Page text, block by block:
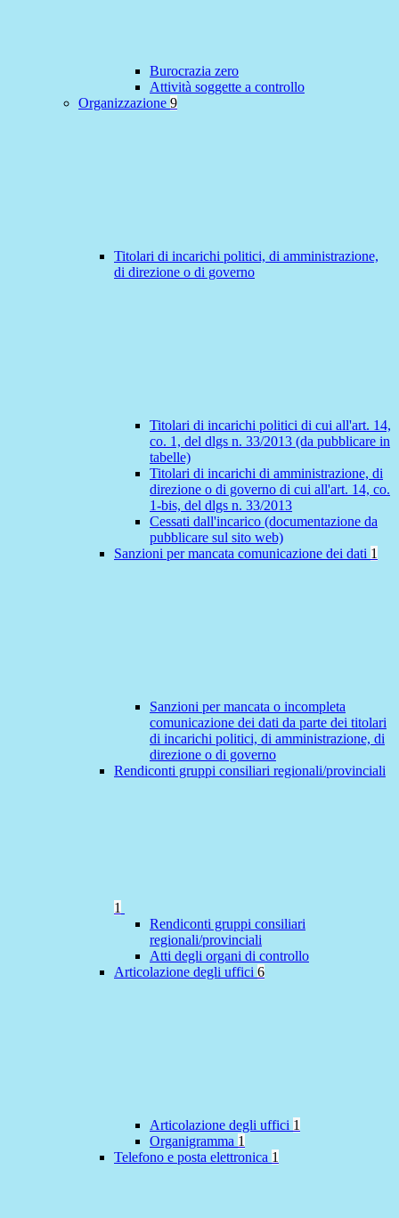
Burocrazia zero
Attività soggette a controllo
Organizzazione 9
Titolari di incarichi politici, di amministrazione,
di direzione o di governo
Titolari di incarichi politici di cui all'art. 14,
co. 1, del dlgs n. 33/2013 (da pubblicare in
tabelle)
Titolari di incarichi di amministrazione, di
direzione o di governo di cui all'art. 14, co.
1-bis, del dlgs n. 33/2013
Cessati dall'incarico (documentazione da
pubblicare sul sito web)
Sanzioni per mancata comunicazione dei dati 1
Sanzioni per mancata o incompleta
comunicazione dei dati da parte dei titolari
di incarichi politici, di amministrazione, di
direzione o di governo
Rendiconti gruppi consiliari regionali/provinciali
1
Rendiconti gruppi consiliari
regionali/provinciali
Atti degli organi di controllo
Articolazione degli uffici 6
Articolazione degli uffici 1
Organigramma 1
Telefono e posta elettronica 1